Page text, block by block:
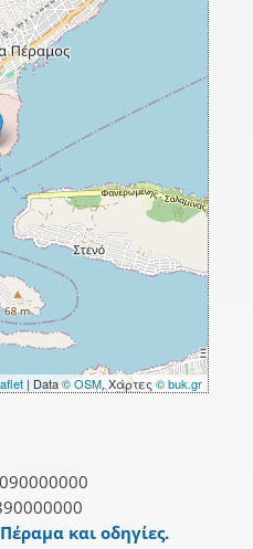
| Data© OSM, Χάρτες © buk.gr
και οδηγίες.